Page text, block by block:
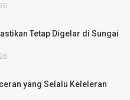
Tetap Digelar di Sungai
yang Selalu Keleleran